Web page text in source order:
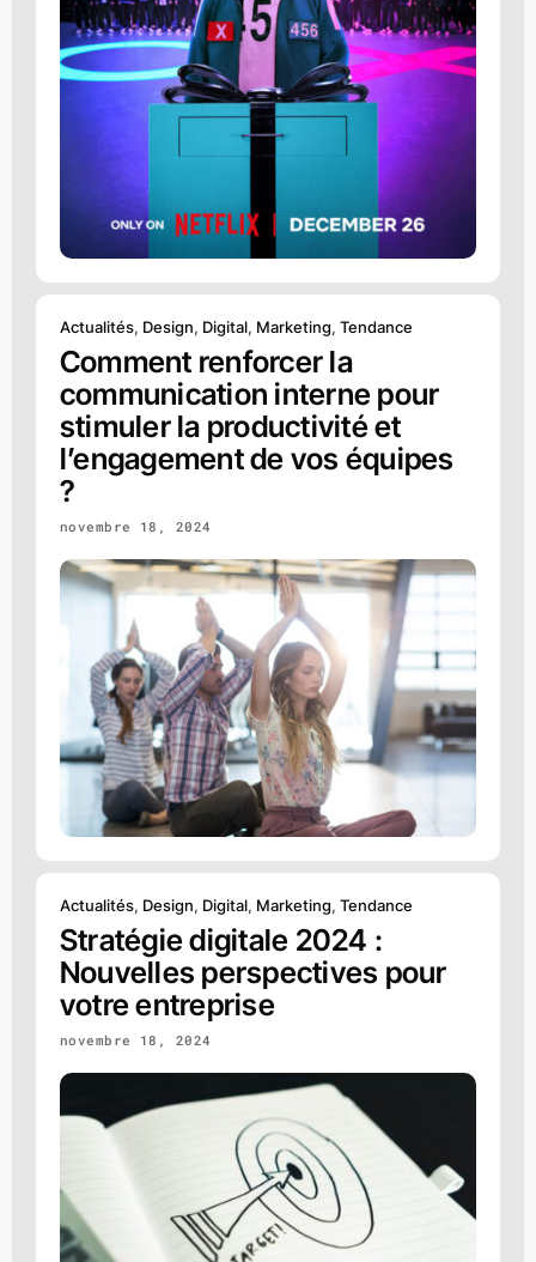
Actualités, Design, Digital, Marketing, Tendance
Comment renforcer la
communication interne pour
stimuler la productivité et
l’engagement de vos équipes
?
novembre 18, 2024
Actualités, Design, Digital, Marketing, Tendance
Stratégie digitale 2024 :
Nouvelles perspectives pour
votre entreprise
novembre 18, 2024